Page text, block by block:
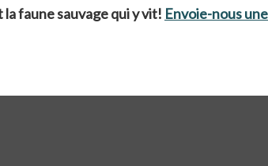
faune sauvage qui y vit! Envoie-nous